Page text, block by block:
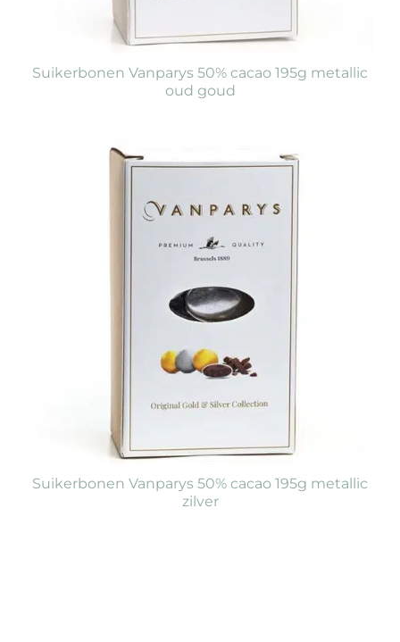
Suikerbonen Vanparys 50% cacao 195g metallic
oud goud
Suikerbonen Vanparys 50% cacao 195g metallic
zilver